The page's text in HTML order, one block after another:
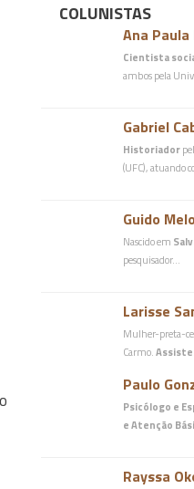
COLUNISTAS
Ana Paula
Cientista
ambos pela
Gabriel
Historiador
(UFC), atuando
Guido Melo
Nascido em
pesquisador…
Larisse
Mulher-preta-
Carmo.
Paulo
Psicólogo e
e Atenção
Rayssa